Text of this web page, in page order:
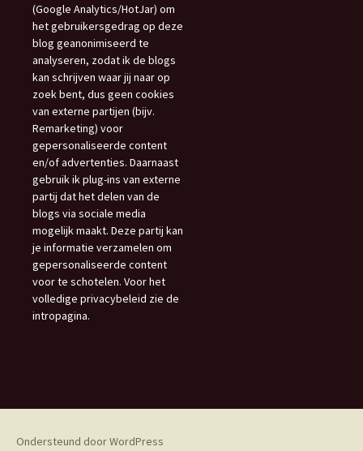
(Google Analytics/HotJar) om
het gebruikersgedrag op deze
blog geanonimiseerd te
analyseren, zodat ik de blogs
kan schrijven waar jij naar op
zoek bent, dus geen cookies
van externe partijen (bijv.
Remarketing) voor
gepersonaliseerde content
en/of advertenties. Daarnaast
gebruik ik plug-ins van externe
partij dat het delen van de
blogs via sociale media
mogelijk maakt. Deze partij kan
je informatie verzamelen om
gepersonaliseerde content
voor te schotelen. Voor het
volledige privacybeleid zie de
intropagina.
Ondersteund door WordPress